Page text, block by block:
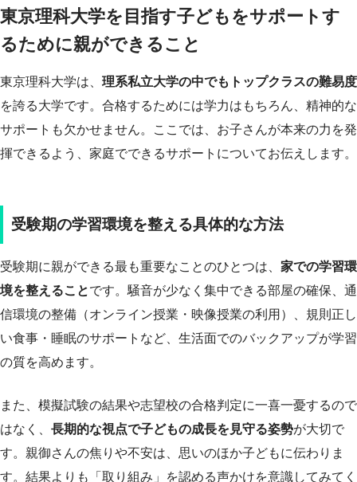
東京理科大学を目指す子どもをサポートす
るために親ができること
東京理科大学は、 理系私立大学の中でもトップクラスの難易度
を誇る大学です。合格するためには学力はもちろん、精神的な
サポートも欠かせません。ここでは、お子さんが本来の力を発
揮できるよう、家庭でできるサポートについてお伝えします。
受験期の学習環境を整える具体的な方法
受験期に親ができる最も重要なことのひとつは、 家での学習環
境を整えることです。騒音が少なく集中できる部屋の確保、通
信環境の整備（オンライン授業・映像授業の利用）、規則正し
い食事・睡眠のサポートなど、生活面でのバックアップが学習
の質を高めます。
また、模擬試験の結果や志望校の合格判定に一喜一憂するので
はなく、 長期的な視点で子どもの成長を見守る姿勢が大切で
す。親御さんの焦りや不安は、思いのほか子どもに伝わりま
す。結果よりも「取り組み」を認める声かけを意識してみてく